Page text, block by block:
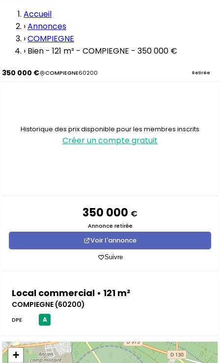
Accueil
›Annonces
›COMPIEGNE
› Bien - 121 m² - COMPIEGNE - 350 000 €
350 000 € COMPIEGNE60200 Retirée
Historique des prix disponible pour les membres inscrits
Créer un compte gratuit
350 000 €
Annonce retirée
Voir l'annonce
Suivre
Local commercial • 121 m²
COMPIEGNE (60200)
DPE A
+